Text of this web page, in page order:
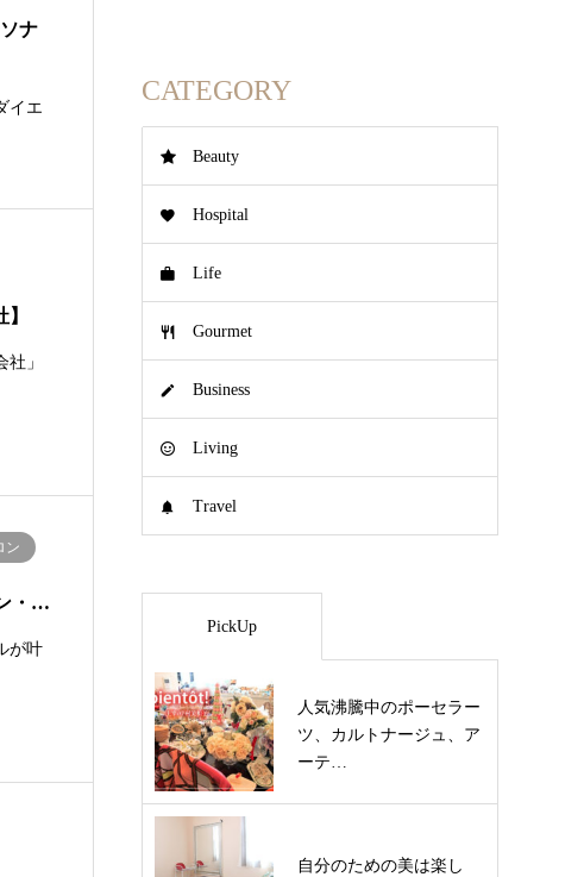
ナ
イエ
」
ン
・…
が叶
CATEGORY
Beauty
Hospital
Life
Gourmet
Business
Living
Travel
PickUp
人気沸騰中のポーセラー
ツ、カルトナージュ、ア
ーテ…
自分のための美は楽し